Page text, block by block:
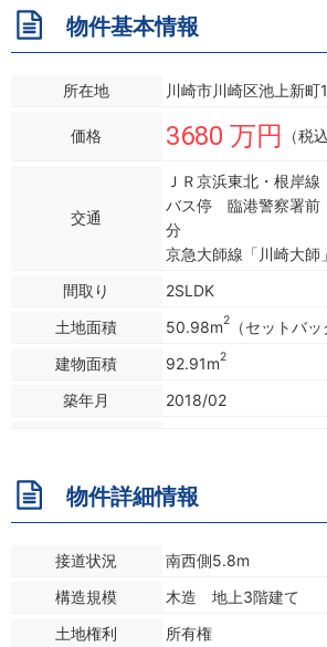
物件基本情報
所在地 川崎市川崎区池上新町
価格 3680 万円 （税
交通
ＪＲ京浜東北・根岸線
バス停 臨港警察署
分
京急大師線「川崎大師
間取り
2SLDK
土地面積
50.98m2（セットバッ
建物面積
92.91m2
築年月 2018/02
物件詳細情報
接道状況
南西側5.8m
構造規模
木造 地上3階建て
土地権利
所有権